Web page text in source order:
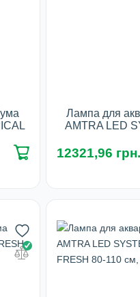
Лампа для
AMTRA LED
У
12321,96 грн.